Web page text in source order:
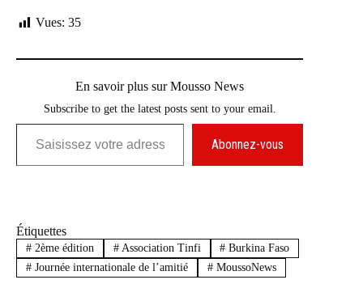
Vues: 35
En savoir plus sur Mousso News
Subscribe to get the latest posts sent to your email.
Saisissez votre adresse e-mail…
Abonnez-vous
Étiquettes
#2ème édition #Association Tinfi # Burkina Faso
#Journée internationale de l’amitié #MoussoNews